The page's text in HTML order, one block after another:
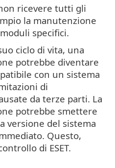
ricevere tutti gli
la manutenzione
specifici.
ciclo di vita, una
potrebbe diventare
con un sistema
di
da terze parti. La
potrebbe smettere
versione del sistema
Questo,
di ESET.